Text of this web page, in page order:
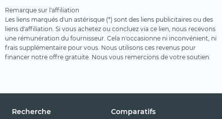
Remarque sur l'affiliation
Les liens marqués d'un astérisque (*) sont des liens publicitaires ou des
liens d'affiliation. Si vous achetez ou concluez via ce lien, nous recevons
une rémunération du fournisseur. Cela n'occasionne ni inconvénient, ni
frais supplémentaire pour vous. Nous utilisons ces revenus pour
financer notre offre gratuite. Nous vous remercions de votre soutien.
Recherche Comparatifs